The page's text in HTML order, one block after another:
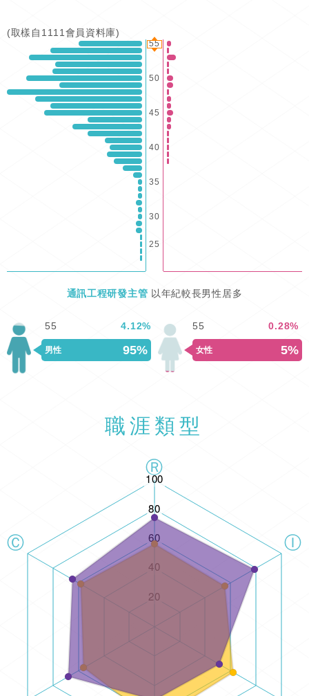
(取樣自1111會員資料庫)
55
50
45
40
35
30
25
通訊工程研發主管 以年紀較長男性居多
男性 95%
55 4.12%
女性 5%
55 0.28%
職涯類型